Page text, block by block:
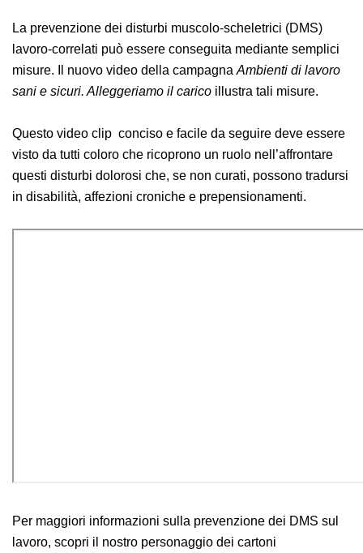
La prevenzione dei disturbi muscolo-scheletrici (DMS)
lavoro-correlati può essere conseguita mediante
semplici misure. Il nuovo video della
campagnaAmbienti di lavoro sani e sicuri.
Questo video clip conciso e facile da seguire deve
essere visto da tutti coloro che ricoprono un ruolo
nell’affrontare questi disturbi dolorosi che, se non